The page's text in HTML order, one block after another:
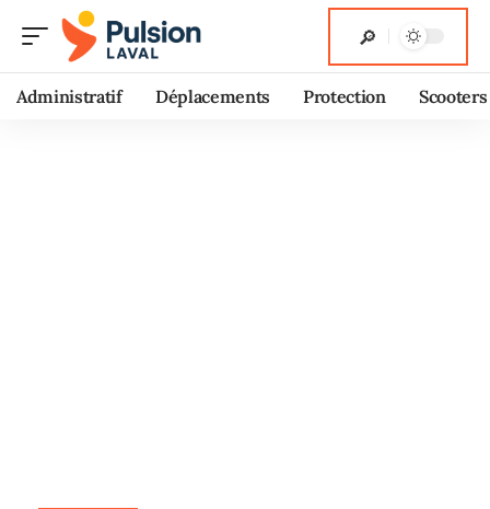
Administratif Déplacements Protection Scooters